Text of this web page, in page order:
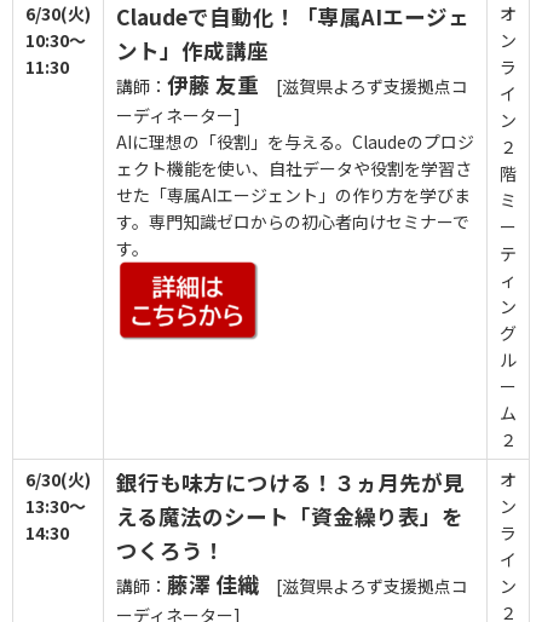
6/30(火)
10:30～
11:30
Claudeで自動化！「専属AIエージェ
ント」作成講座
講師： 伊藤 友重 [滋賀県よろず支援拠点コ
ーディネーター]
AIに理想の「役割」を与える。Claudeのプロジ
ェクト機能を使い、自社データや役割を学習さ
せた「専属AIエージェント」の作り方を学びま
す。専門知識ゼロからの初心者向けセミナーで
す。
オ
ン
ラ
イ
ン
２
階
ミ
ー
テ
ィ
ン
グ
ル
ー
ム
２
6/30(火)
13:30～
14:30
銀行も味方につける！３ヵ月先が見
える魔法のシート「資金繰り表」を
つくろう！
講師： 藤澤 佳織 [滋賀県よろず支援拠点コ
ーディネーター]
オ
ン
ラ
イ
ン
２